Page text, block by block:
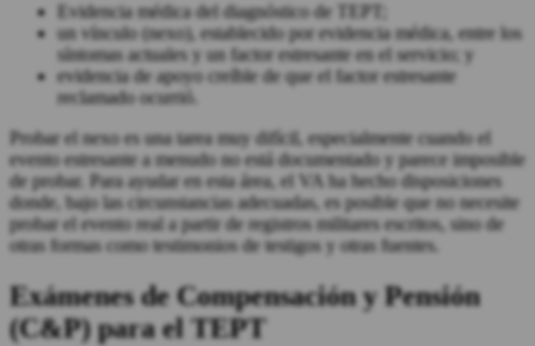
Evidencia médica del diagnóstico de TEPT;
un vínculo (nexo), establecido por evidencia médica, entre los
síntomas actuales y un factor estresante en el servicio; y
evidencia de apoyo creíble de que el factor estresante
reclamado ocurrió.
Probar el nexo es una tarea muy difícil, especialmente cuando el
evento estresante a menudo no está documentado y parece imposible
de probar. Para ayudar en esta área, el VA ha hecho disposiciones
donde, bajo las circunstancias adecuadas, es posible que no necesite
probar el evento real a partir de registros militares escritos, sino de
otras formas como testimonios de testigos y otras fuentes.
Exámenes de Compensación y Pensión
(C&P) para el TEPT